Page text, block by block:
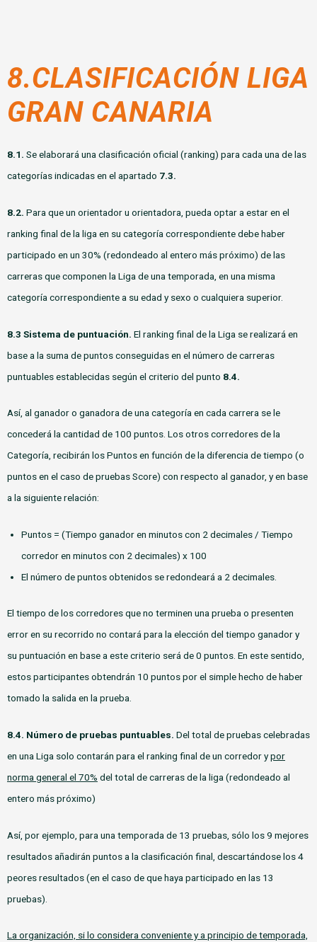
8.CLASIFICACIÓN LIGA
GRAN CANARIA
8.1. Se elaborará una clasificación oficial (ranking) para cada una de las
categorías indicadas en el apartado 7.3.
8.2. Para que un orientador u orientadora, pueda optar a estar en el
ranking final de la liga en su categoría correspondiente debe haber
participado en un 30% (redondeado al entero más próximo) de las
carreras que componen la Liga de una temporada, en una misma
categoría correspondiente a su edad y sexo o cualquiera superior.
8.3 Sistema de puntuación. El ranking final de la Liga se realizará en
base a la suma de puntos conseguidas en el número de carreras
puntuables establecidas según el criterio del punto 8.4.
Así, al ganador o ganadora de una categoría en cada carrera se le
concederá la cantidad de 100 puntos. Los otros corredores de la
Categoría, recibirán los Puntos en función de la diferencia de tiempo (o
puntos en el caso de pruebas Score) con respecto al ganador, y en base
a la siguiente relación:
Puntos = (Tiempo ganador en minutos con 2 decimales / Tiempo
corredor en minutos con 2 decimales) x 100
El número de puntos obtenidos se redondeará a 2 decimales.
El tiempo de los corredores que no terminen una prueba o presenten
error en su recorrido no contará para la elección del tiempo ganador y
su puntuación en base a este criterio será de 0 puntos. En este sentido,
estos participantes obtendrán 10 puntos por el simple hecho de haber
tomado la salida en la prueba.
8.4. Número de pruebas puntuables. Del total de pruebas celebradas
en una Liga solo contarán para el ranking final de un corredor ypor
norma general el 70% del total de carreras de la liga (redondeado al
entero más próximo)
Así, por ejemplo, para una temporada de 13 pruebas, sólo los 9 mejores
resultados añadirán puntos a la clasificación final, descartándose los 4
peores resultados (en el caso de que haya participado en las 13
pruebas).
La organización, si lo considera conveniente y a principio de temporada,